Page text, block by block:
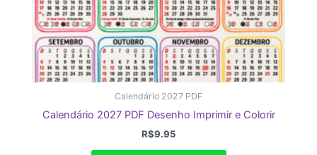
Calendário 2027 PDF
Calendário 2027 PDF Desenho Imprimir e Colorir
R$9.95